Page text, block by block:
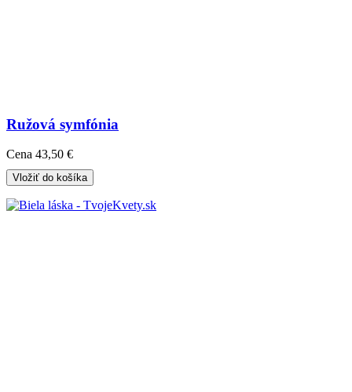
Ružová symfónia
Cena 43,50 €
Vložiť do košíka